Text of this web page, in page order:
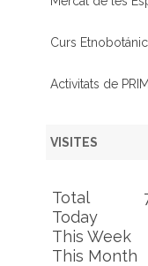
Curs
Activitats de
VISITES
Total
Today
This Week
This Month